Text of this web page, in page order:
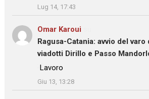
Lug 14, 17:43
Omar Karoui
Ragusa-Catania: avvio del
viadotti Dirillo e Passo
: “Lavoro
”
Giu 13, 13:28